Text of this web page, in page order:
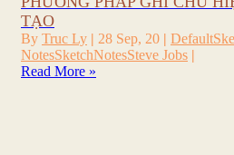
TẠO
By Truc Ly | 28 Sep, 20 | Default
NotesSketchNotesSteve Jobs |
Read More »